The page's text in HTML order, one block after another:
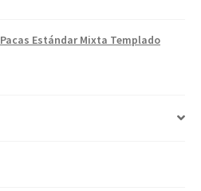
Pacas Estándar Mixta Templado